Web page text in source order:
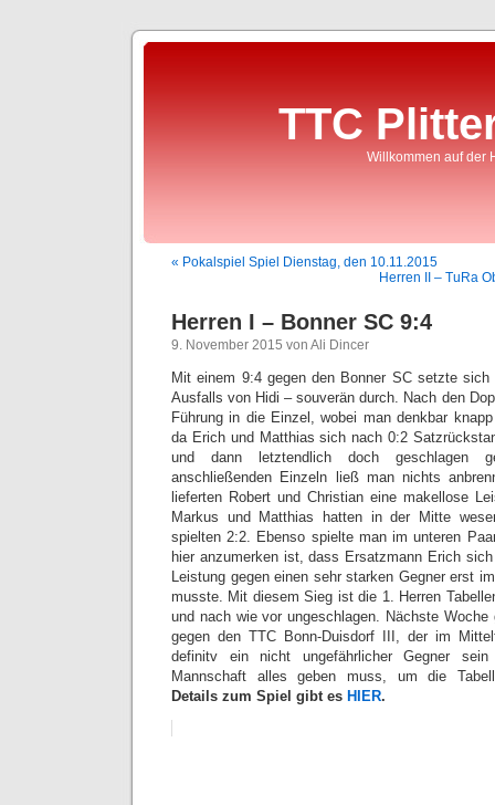
TTC
Willkommen auf der
« Pokalspiel Spiel Dienstag, den 10.11.2015
Herren II – TuRa
Herren I – Bonner SC 9:4
9. November 2015 von Ali Dincer
Mit einem 9:4 gegen den Bonner SC setzte
Ausfalls von Hidi – souverän durch. Nach den
Führung in die Einzel, wobei man denkbar
da Erich und Matthias sich nach 0:2
und dann letztendlich doch geschlagen
anschließenden Einzeln ließ man nichts
lieferten Robert und Christian eine makellose
Markus und Matthias hatten in der Mitte
spielten 2:2. Ebenso spielte man im unteren
hier anzumerken ist, dass Ersatzmann Erich
Leistung gegen einen sehr starken Gegner erst
musste. Mit diesem Sieg ist die 1. Herren
und nach wie vor ungeschlagen. Nächste
gegen den TTC Bonn-Duisdorf III, der im
definitv ein nicht ungefährlicher Gegner
Mannschaft alles geben muss, um die
Details zum Spiel gibt es HIER.